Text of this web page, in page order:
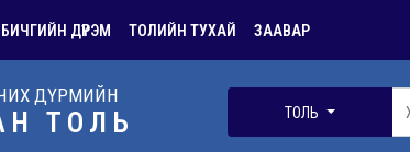
ДҮРЭМ ТОЛИЙН ТУХАЙ ЗААВАР
ДҮРМИЙН
ТОЛЬ ТОЛЬ